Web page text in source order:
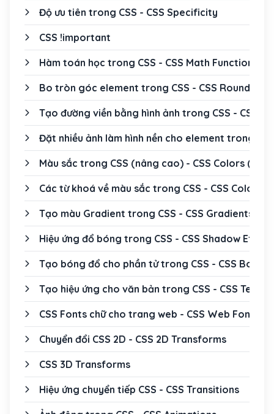
Độ ưu tiên trong CSS - CSS Specificity
CSS !important
Hàm toán học trong CSS - CSS Math Functions
Bo tròn góc element trong CSS - CSS Rounded
Tạo đường viền bằng hình ảnh trong CSS - CSS
Đặt nhiều ảnh làm hình nền cho element trong
Màu sắc trong CSS (nâng cao) - CSS Colors
Các từ khoá về màu sắc trong CSS - CSS Color
Tạo màu Gradient trong CSS - CSS Gradients
Hiệu ứng đổ bóng trong CSS - CSS Shadow Effect
Tạo bóng đổ cho phần tử trong CSS - CSS Box
Tạo hiệu ứng cho văn bản trong CSS - CSS Text
CSS Fonts chữ cho trang web - CSS Web Fonts
Chuyển đổi CSS 2D - CSS 2D Transforms
CSS 3D Transforms
Hiệu ứng chuyển tiếp CSS - CSS Transitions